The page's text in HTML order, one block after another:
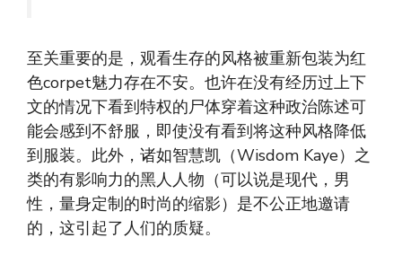
至关重要的是，观看生存的风格被重新包装为红
色corpet魅力存在不安。也许在没有经历过上下
文的情况下看到特权的尸体穿着这种政治陈述可
能会感到不舒服，即使没有看到将这种风格降低
到服装。此外，诸如智慧凯（Wisdom Kaye）之
类的有影响力的黑人人物（可以说是现代，男
性，量身定制的时尚的缩影）是不公正地邀请
的，这引起了人们的质疑。